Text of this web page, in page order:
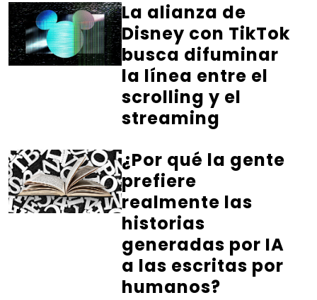
La alianza de
Disney con TikTok
busca difuminar
la línea entre el
scrolling y el
streaming
¿Por qué la gente
prefiere
realmente las
historias
generadas por IA
a las escritas por
humanos?